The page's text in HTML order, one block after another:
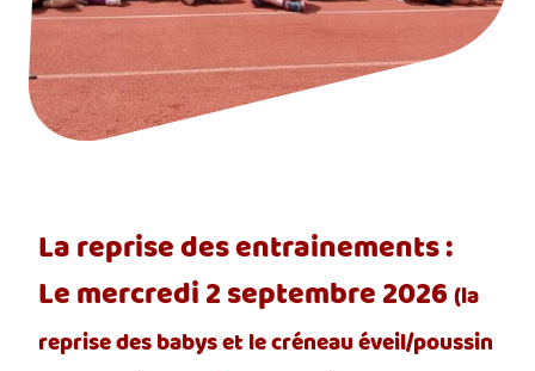
La reprise des entrainements :
Le mercredi 2 septembre 2026(la
reprise des babys et le créneau éveil/poussin